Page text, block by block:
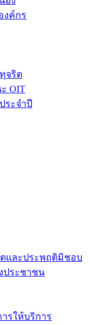
งค์กร
จริต
OIT
ระจำปี
ตและประพฤติมิชอบ
ประชาชน
รให้บริการ